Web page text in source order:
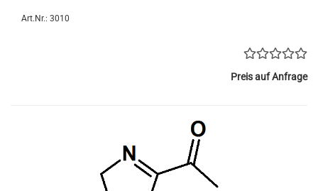
Art.Nr.: 3010
Preis auf Anfrage